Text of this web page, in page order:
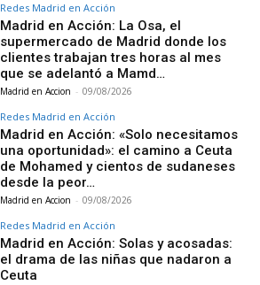
Redes Madrid en Acción
Madrid en Acción: La Osa, el
supermercado de Madrid donde los
clientes trabajan tres horas al mes
que se adelantó a Mamd…
Madrid en Accion - 09/08/2026
Redes Madrid en Acción
Madrid en Acción: «Solo necesitamos
una oportunidad»: el camino a Ceuta
de Mohamed y cientos de sudaneses
desde la peor…
Madrid en Accion - 09/08/2026
Redes Madrid en Acción
Madrid en Acción: Solas y acosadas:
el drama de las niñas que nadaron a
Ceuta